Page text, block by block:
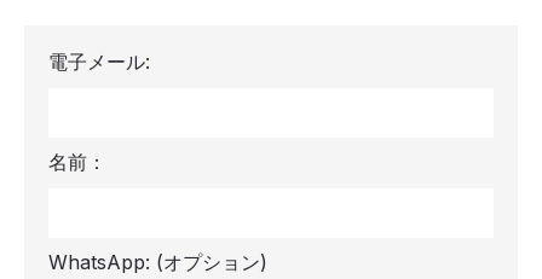
電子メール:
名前：
WhatsApp: (オプション)